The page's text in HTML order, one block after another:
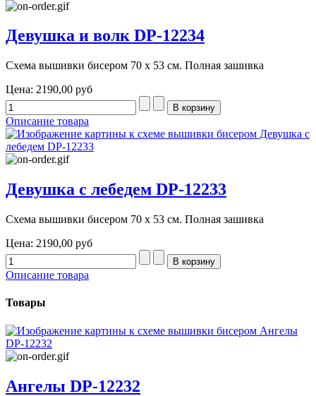
Девушка и волк DP-12234
Схема вышивки бисером 70 х 53 см. Полная зашивка
Цена: 2190,00 руб
Описание товара
Девушка с лебедем DP-12233
Схема вышивки бисером 70 х 53 см. Полная зашивка
Цена: 2190,00 руб
Описание товара
Товары
Ангелы DP-12232